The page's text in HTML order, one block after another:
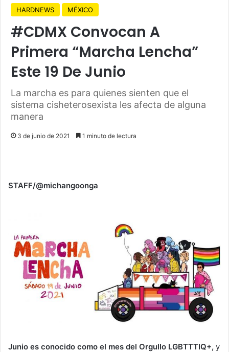
HARDNEWS MÉXICO
#CDMX Convocan A
Primera “Marcha Lencha”
Este 19 De Junio
La marcha es para quienes sienten que el
sistema cisheterosexista les afecta de alguna
manera
3 de junio de 2021 1 minuto de lectura
STAFF/@michangoonga
Junio es conocido como el mes del Orgullo LGBTTTIQ+, y